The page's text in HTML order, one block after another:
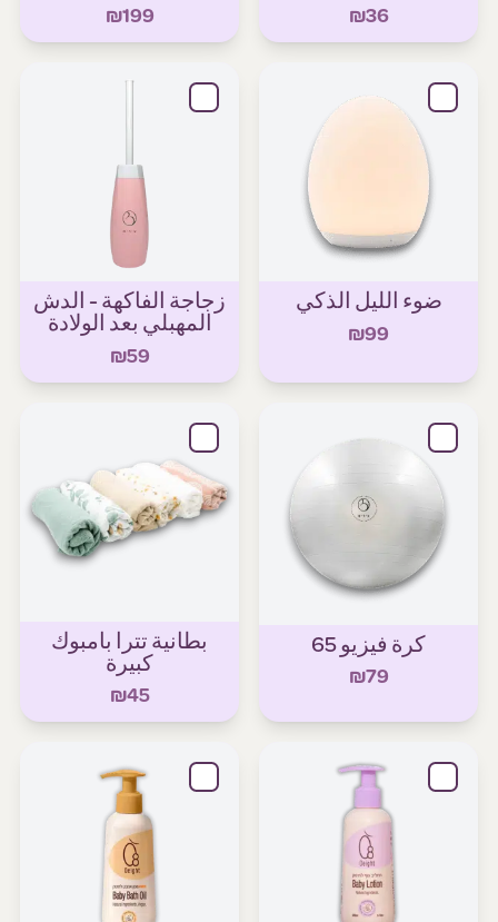
₪36
₪199
ضوء الليل الذكي
₪99
زجاجة الفاكهة - الدش
المهبلي بعد الولادة
₪59
كرة فيزيو 65
₪79
بطانية تترا بامبوك
كبيرة
₪45